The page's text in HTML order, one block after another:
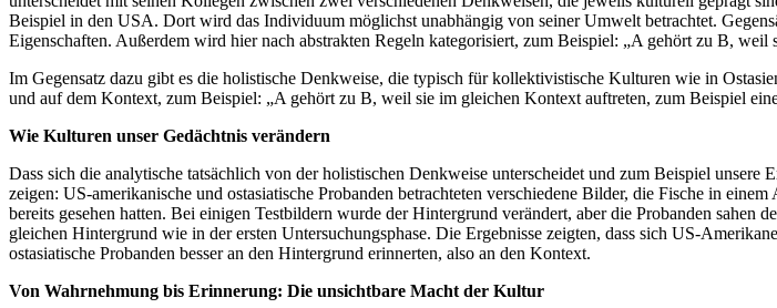
Beispiel in den USA. Dort wird das Individuum möglichst unabhängig von seiner Umwelt betrachtet.
Eigenschaften. Außerdem wird hier nach abstrakten Regeln kategorisiert, zum Beispiel: „A gehört zu B, weil
Im Gegensatz dazu gibt es die holistische Denkweise, die typisch für kollektivistische Kulturen wie in
und auf dem Kontext, zum Beispiel: „A gehört zu B, weil sie im gleichen Kontext auftreten, zum Beispiel
Wie Kulturen unser Gedächtnis verändern
Dass sich die analytische tatsächlich von der holistischen Denkweise unterscheidet und zum Beispiel
zeigen: US-amerikanische und ostasiatische Probanden betrachteten verschiedene Bilder, die Fische in
bereits gesehen hatten. Bei einigen Testbildern wurde der Hintergrund verändert, aber die Probanden
gleichen Hintergrund wie in der ersten Untersuchungsphase. Die Ergebnisse zeigten, dass sich US-
ostasiatische Probanden besser an den Hintergrund erinnerten, also an den Kontext.
Von Wahrnehmung bis Erinnerung: Die unsichtbare Macht der Kultur